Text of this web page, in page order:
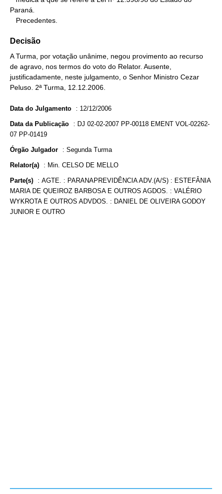
Paraná.
   Precedentes.
Decisão
A Turma, por votação unânime, negou provimento ao recurso
de agravo, nos termos do voto do Relator. Ausente,
justificadamente, neste julgamento, o Senhor Ministro Cezar
Peluso. 2ª Turma, 12.12.2006.
Data do Julgamento : 12/12/2006
Data da Publicação : DJ 02-02-2007 PP-00118 EMENT VOL-02262-
07 PP-01419
Órgão Julgador : Segunda Turma
Relator(a) : Min. CELSO DE MELLO
Parte(s) : AGTE. : PARANAPREVIDÊNCIA ADV.(A/S) : ESTEFÂNIA
MARIA DE QUEIROZ BARBOSA E OUTROS AGDOS. : VALÉRIO
WYKROTA E OUTROS ADVDOS. : DANIEL DE OLIVEIRA GODOY
JUNIOR E OUTRO